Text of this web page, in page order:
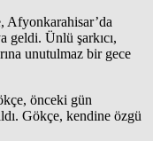
Afyonkarahisar’da
geldi. Ünlü şarkıcı,
unutulmaz bir gece
önceki gün
Gökçe, kendine özgü